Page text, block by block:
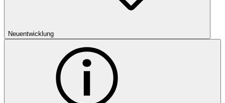
Neuentwicklung